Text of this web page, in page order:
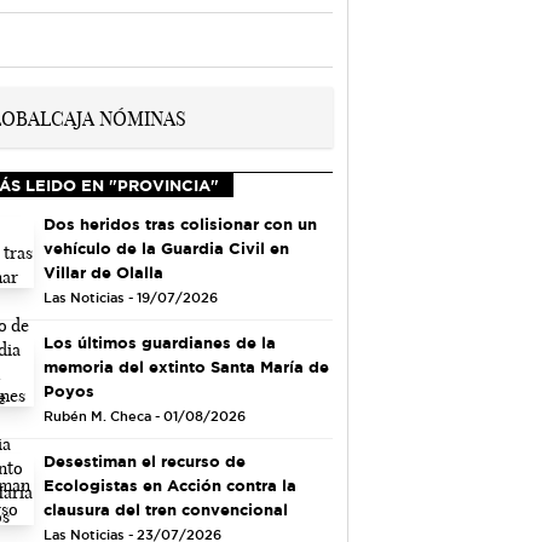
LEIDO EN "PROVINCIA"
Dos heridos tras colisionar con un
vehículo de la Guardia Civil en
Villar de Olalla
Las Noticias - 19/07/2026
Los últimos guardianes de la
memoria del extinto Santa María de
Poyos
Rubén M. Checa - 01/08/2026
Desestiman el recurso de
Ecologistas en Acción contra la
clausura del tren convencional
Las Noticias - 23/07/2026